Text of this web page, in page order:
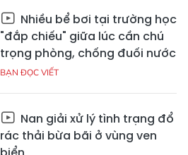
Nhiều bể bơi tại trường học
"đắp chiếu" giữa lúc cần chú
trọng phòng, chống đuối nước
BẠN ĐỌC VIẾT
Nan giải xử lý tình trạng đổ
rác thải bừa bãi ở vùng ven